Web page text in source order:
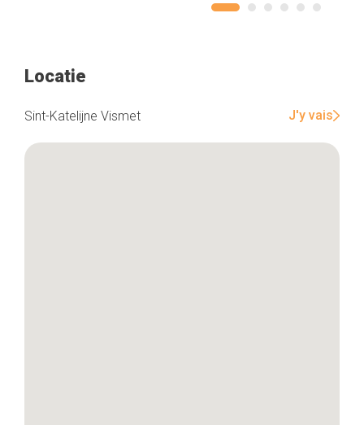
Locatie
Sint-Katelijne Vismet J'y vais